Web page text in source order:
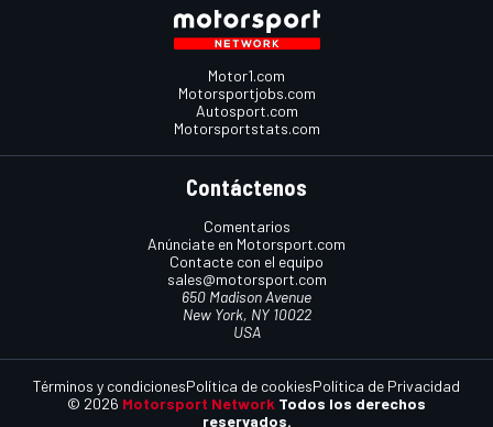
Motor1.com
Motorsportjobs.com
Autosport.com
Motorsportstats.com
Contáctenos
Comentarios
Anúnciate en Motorsport.com
Contacte con el equipo
sales@motorsport.com
650 Madison Avenue
New York, NY 10022
USA
© 2026 Motorsport Network Todos los derechos
reservados.
Términos y condicionesPolítica de cookiesPolítica de Privacidad